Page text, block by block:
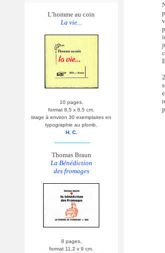
L’homme au coin
La vie...
10 pages,
format 8,5 x 8,5 cm.
tirage à environ 30 exemplaires en
typographie au plomb.
H. C.
Thomas Braun
La Bénédiction
des fromages
8 pages,
format 11,2 x 9 cm.